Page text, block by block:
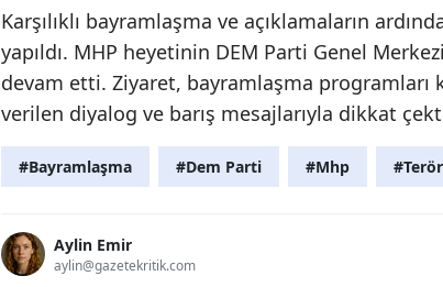
Karşılıklı bayramlaşma ve açıklamaların
yapıldı. MHP heyetinin DEM Parti Genel
devam etti. Ziyaret, bayramlaşma programları
verilen diyalog ve barış mesajlarıyla dikkat
#Bayramlaşma #Dem Parti #Mhp
Aylin Emir
aylin@gazetekritik.com